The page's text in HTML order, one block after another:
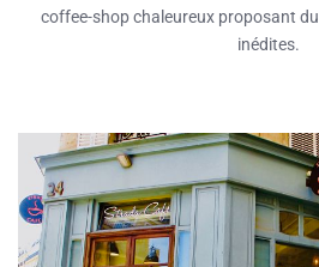
coffee-shop chaleureux proposant
inédites.